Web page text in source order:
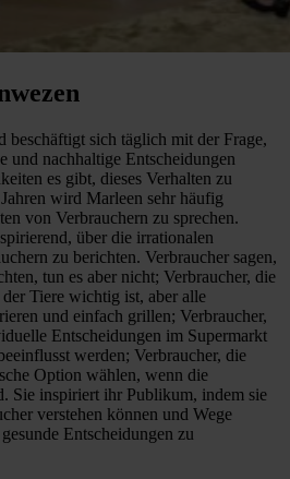
beschäftigt sich täglich mit der Frage,
und nachhaltige Entscheidungen
es gibt, dieses Verhalten zu
wird Marleen sehr häufig
von Verbrauchern zu sprechen.
über die irrationalen
zu berichten. Verbraucher sagen,
tun es aber nicht; Verbraucher, die
Tiere wichtig ist, aber alle
und einfach grillen; Verbraucher,
Entscheidungen im Supermarkt
werden; Verbraucher, die
Option wählen, wenn die
Sie inspiriert ihr Publikum, indem sie
verstehen können und Wege
Entscheidungen zu